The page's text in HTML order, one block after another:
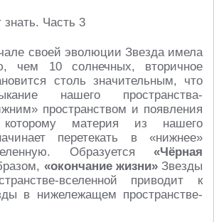
своей эволюции Звезда имела
чем 10 солнечных, вторичное
столь значительным, что
нашего пространства-
пространством и появления
материя из нашего
перетекать в «нижнее»
Образуется «Чёрная
«окончание жизни»Звезды
вселенной приводит к
в нижележащем пространстве-